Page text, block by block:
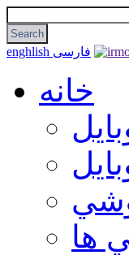
enghlish فارسی
خانه
ها